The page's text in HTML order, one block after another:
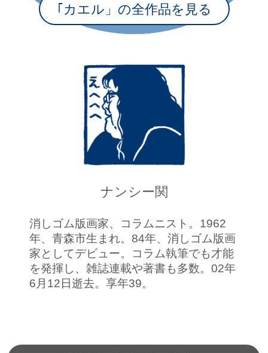
｢カエル」の全作品を見る
ナンシー関
消しゴム版画家、コラムニスト。1962
年、青森市生まれ。84年、消しゴム版画
家としてデビュー。コラム執筆でも才能
を発揮し、雑誌連載や著書も多数。02年
6月12日逝去。享年39。